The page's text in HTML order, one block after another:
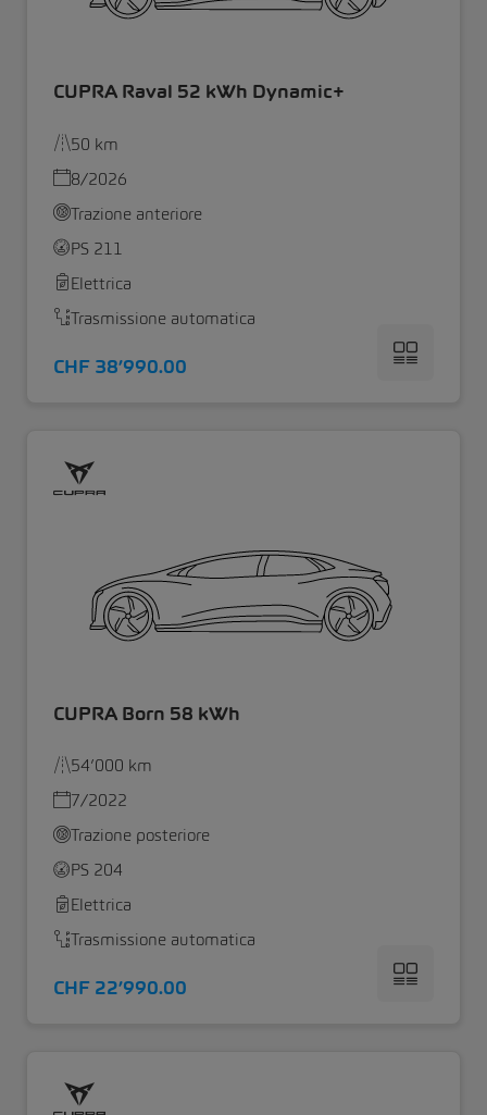
CUPRA Raval 52 kWh Dynamic+
50 km
8/2026
Trazione anteriore
PS 211
Elettrica
Trasmissione automatica
CHF 38’990.00
CUPRA Born 58 kWh
54’000 km
7/2022
Trazione posteriore
PS 204
Elettrica
Trasmissione automatica
CHF 22’990.00